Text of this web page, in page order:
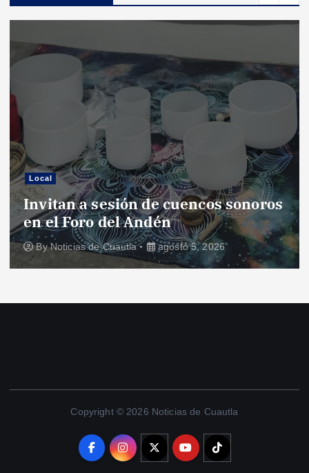
Local
Invitan a sesión de cuencos sonoros
en el Foro del Andén
ByNoticias de Cuautla agosto 5, 2026
Copyright © 2026 Noticias de Cuautla